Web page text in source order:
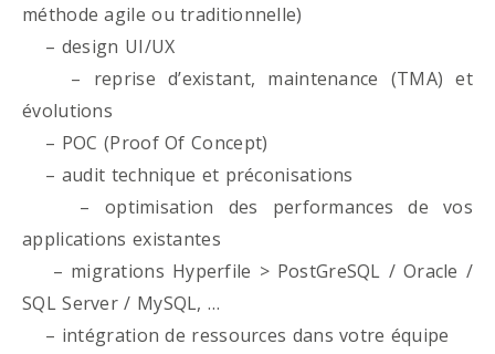
méthode agile ou traditionnelle)
– design UI/UX
– reprise d’existant, maintenance (TMA) et
évolutions
– POC (Proof Of Concept)
– audit technique et préconisations
– optimisation des performances de vos
applications existantes
– migrations Hyperfile > PostGreSQL / Oracle /
SQL Server / MySQL, …
– intégration de ressources dans votre équipe